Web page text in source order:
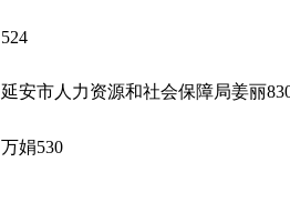
524
延安市人力资源和社会保障局姜丽
万娟530